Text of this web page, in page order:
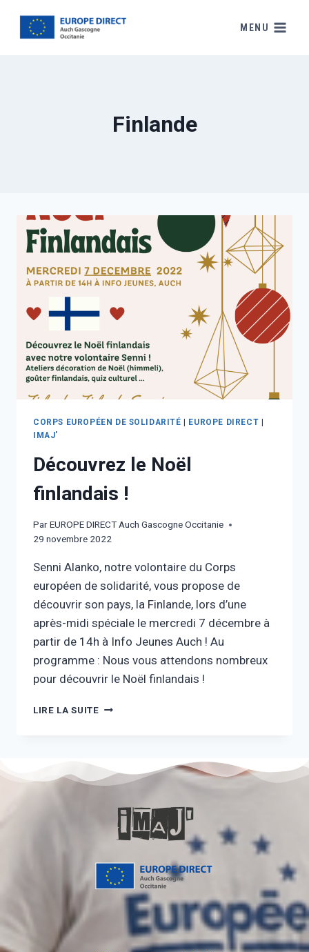
MENU
Finlande
CORPS EUROPÉEN DE SOLIDARITÉ | EUROPE DIRECT |
IMAJ'
Découvrez le Noël
finlandais !
ParEUROPE DIRECT Auch Gascogne Occitanie
29 novembre 2022
Senni Alanko, notre volontaire du Corps
européen de solidarité, vous propose de
découvrir son pays, la Finlande, lors d’une
après-midi spéciale le mercredi 7 décembre à
partir de 14h à Info Jeunes Auch ! Au
programme : Nous vous attendons nombreux
pour découvrir le Noël finlandais !
LIRE LA SUITE